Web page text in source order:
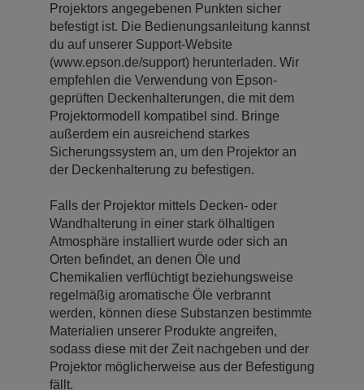
Projektors angegebenen Punkten sicher
befestigt ist. Die Bedienungsanleitung kannst
du auf unserer Support-Website
(www.epson.de/support) herunterladen. Wir
empfehlen die Verwendung von Epson-
geprüften Deckenhalterungen, die mit dem
Projektormodell kompatibel sind. Bringe
außerdem ein ausreichend starkes
Sicherungssystem an, um den Projektor an
der Deckenhalterung zu befestigen.
Falls der Projektor mittels Decken- oder
Wandhalterung in einer stark ölhaltigen
Atmosphäre installiert wurde oder sich an
Orten befindet, an denen Öle und
Chemikalien verflüchtigt beziehungsweise
regelmäßig aromatische Öle verbrannt
werden, können diese Substanzen bestimmte
Materialien unserer Produkte angreifen,
sodass diese mit der Zeit nachgeben und der
Projektor möglicherweise aus der Befestigung
fällt.